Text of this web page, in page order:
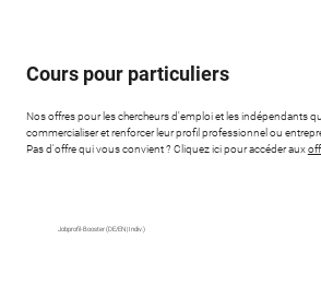
Cours pour particuliers
Nos offres pour les chercheurs d'emploi et les indépendants
commercialiser et renforcer leur profil professionnel ou
Pas d'offre qui vous convient ? Cliquez ici pour accéder aux
Jobprofil-Booster (DE/EN | Indiv.)